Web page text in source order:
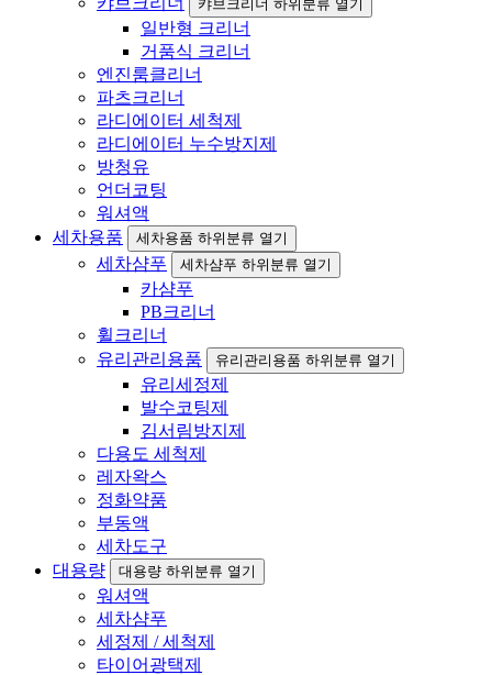
캬브크리너 하위분류 열기
일반형 크리너
거품식 크리너
엔진룸클리너
파츠크리너
라디에이터 세척제
라디에이터 누수방지제
방청유
언더코팅
워셔액
세차용품
세차용품 하위분류 열기
세차샴푸 세차샴푸 하위분류 열기
카샴푸
PB크리너
휠크리너
유리관리용품
유리관리용품 하위분류 열기
유리세정제
발수코팅제
김서림방지제
다용도 세척제
레자왁스
정화약품
부동액
세차도구
대용량
대용량 하위분류 열기
워셔액
세차샴푸
세정제 / 세척제
타이어광택제